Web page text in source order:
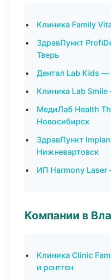
Клиника Family
ЗдравПункт
Тверь
Дентал Lab Kids
Клиника Lab
МедиЛаб Health
Новосибирск
ЗдравПункт
Нижневартовск
ИП Harmony
Компании в
Клиника Clinic
и рентген